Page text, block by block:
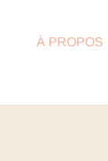
À PROPOS